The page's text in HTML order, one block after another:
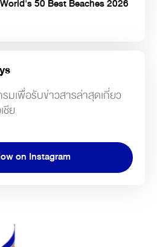
50 Best Beaches 2026
เพื่อรับข่าวสารล่าสุดเกี่ยว
ชีย
on Instagram